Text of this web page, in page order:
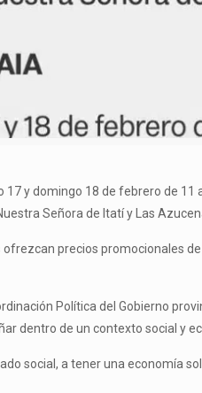
y domingo 18 de febrero de 11
Señora de Itatí y Las
precios promocionales
Política del Gobierno
dentro de un contexto social y
social, a tener una economía